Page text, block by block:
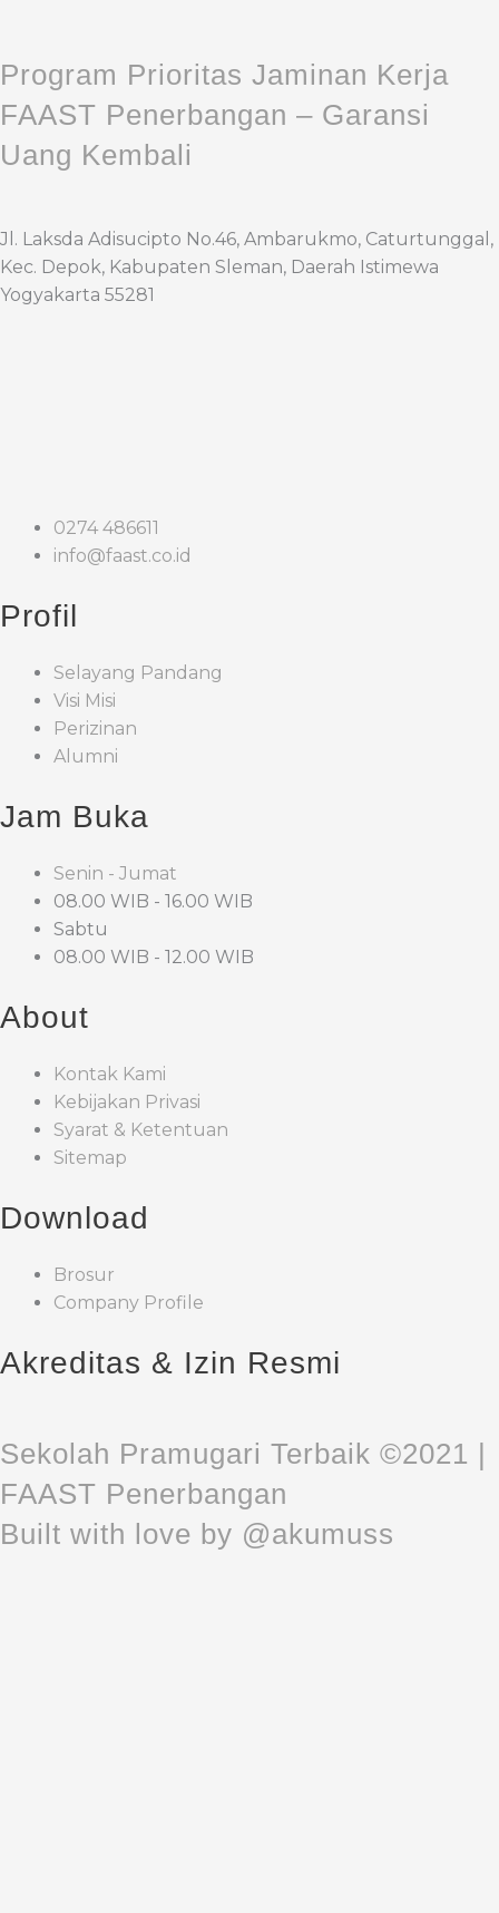
Program Prioritas Jaminan Kerja
FAAST Penerbangan – Garansi
Uang Kembali
Jl. Laksda Adisucipto No.46, Ambarukmo, Caturtunggal,
Kec. Depok, Kabupaten Sleman, Daerah Istimewa
Yogyakarta 55281
0274 486611
info@faast.co.id
Profil
Selayang Pandang
Visi Misi
Perizinan
Alumni
Jam Buka
Senin - Jumat
08.00 WIB - 16.00 WIB
Sabtu
08.00 WIB - 12.00 WIB
About
Kontak Kami
Kebijakan Privasi
Syarat & Ketentuan
Sitemap
Download
Brosur
Company Profile
Akreditas & Izin Resmi
Sekolah Pramugari Terbaik ©2021 |
FAAST Penerbangan
Built with love by @akumuss